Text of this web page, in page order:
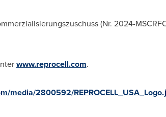
(Nr. 2024-
www.reprocell.com.
media/2800592/